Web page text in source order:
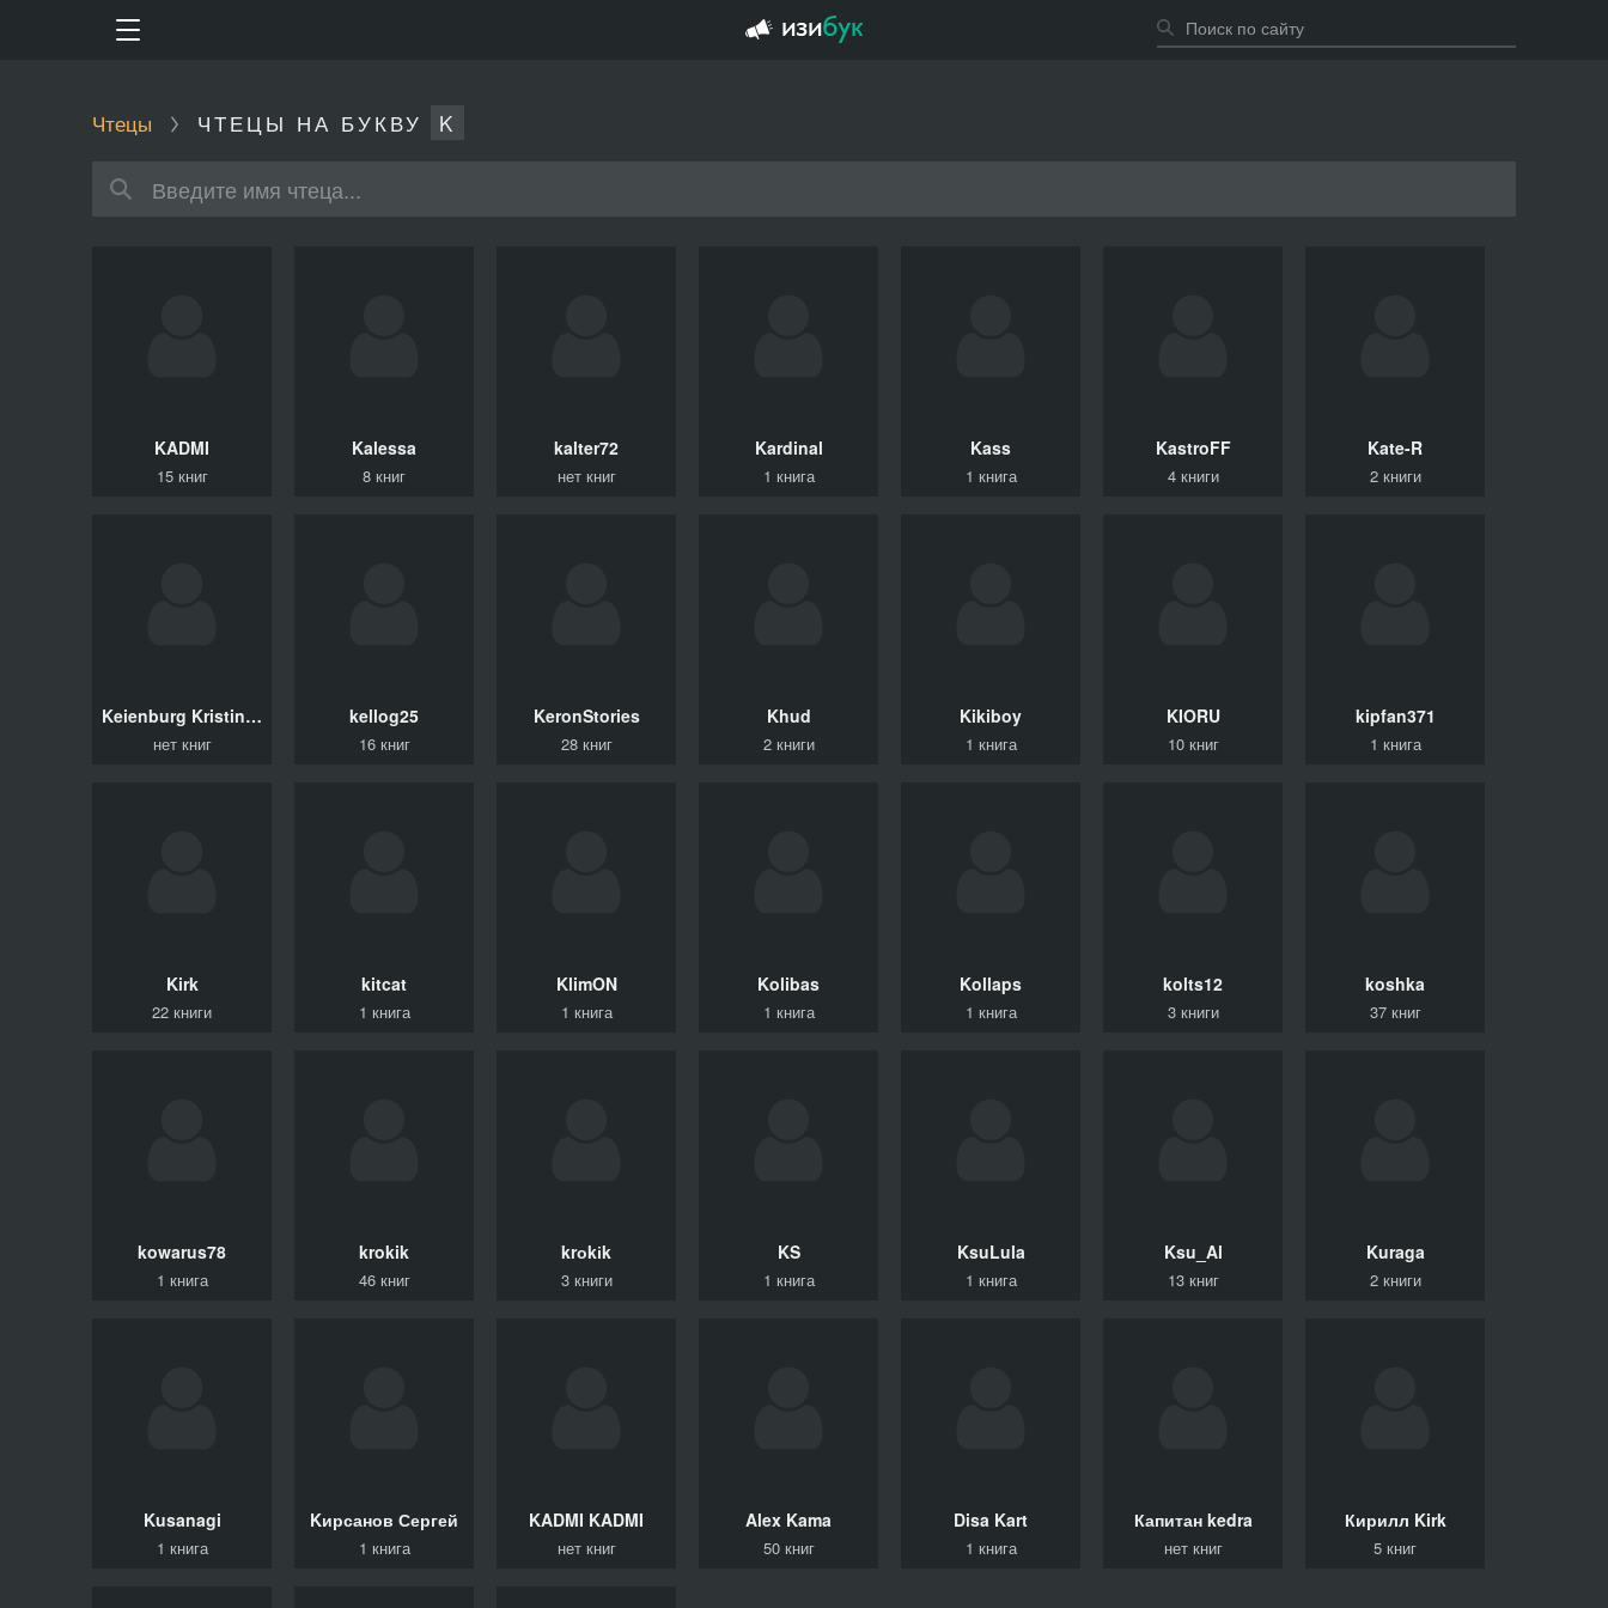
Чтецы ЧТЕЦЫ НА БУКВУ K
KADMI
15 книг
Kalessa
8 книг
kalter72
нет книг
Kardinal
1 книга
Kass
1 книга
KastroFF
4 книги
Kate-R
2 книги
Keienburg Kristina Alexandra
нет книг
kellog25
16 книг
KeronStories
28 книг
Khud
2 книги
Kikiboy
1 книга
KIORU
10 книг
kipfan371
1 книга
Kirk
22 книги
kitcat
1 книга
KlimON
1 книга
Kolibas
1 книга
Kollaps
1 книга
kolts12
3 книги
koshka
37 книг
kowarus78
1 книга
krokik
46 книг
krоkіk
3 книги
KS
1 книга
KsuLula
1 книга
Ksu_Al
13 книг
Kuraga
2 книги
Kusanagi
1 книга
Kирсанов Сергей
1 книга
KADMI KADMI
нет книг
Alex Kama
50 книг
Disa Kart
1 книга
Капитан kedra
нет книг
Кирилл Kirk
5 книг